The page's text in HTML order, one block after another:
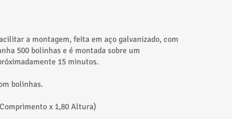
a montagem, feita em aço galvanizado, com
500 bolinhas e é montada sobre um
15 minutos.
bolinhas.​
x 1,80 Altura)